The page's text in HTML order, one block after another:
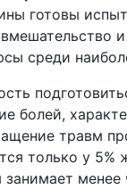
готовы
среди
болей,
травм
только у 5%
занимает